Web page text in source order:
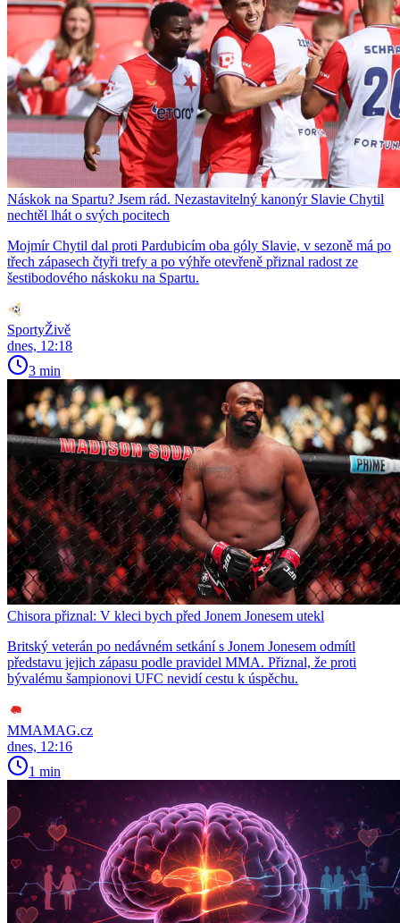
Náskok na Spartu? Jsem rád. Nezastavitelný kanonýr Slavie Chytil
nechtěl lhát o svých pocitech
Mojmír Chytil dal proti Pardubicím oba góly Slavie, v sezoně má po
třech zápasech čtyři trefy a po výhře otevřeně přiznal radost ze
šestibodového náskoku na Spartu.
SportyŽivě
dnes, 12:18
3 min
Chisora přiznal: V kleci bych před Jonem Jonesem utekl
Britský veterán po nedávném setkání s Jonem Jonesem odmítl
představu jejich zápasu podle pravidel MMA. Přiznal, že proti
bývalému šampionovi UFC nevidí cestu k úspěchu.
MMAMAG.cz
dnes, 12:16
1 min